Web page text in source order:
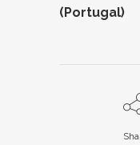
(Portugal)